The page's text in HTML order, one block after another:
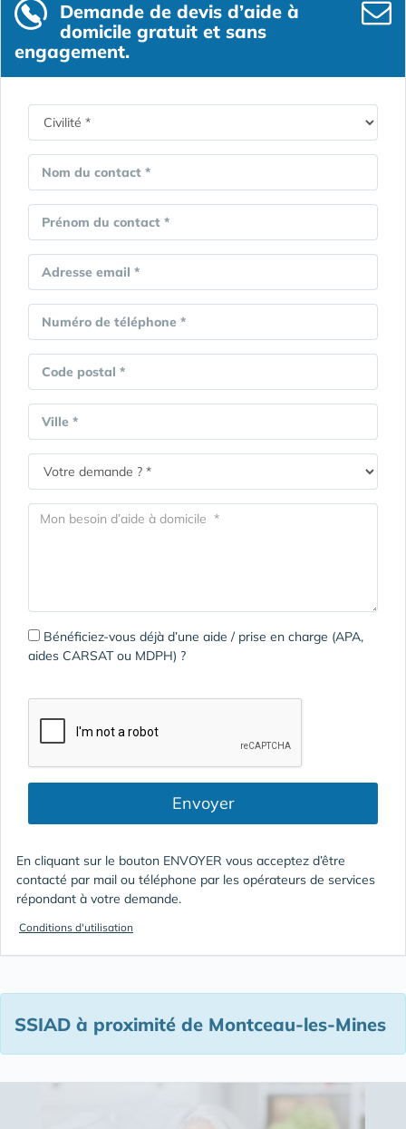
Demande de devis d’aide à
domicile gratuit et sans
engagement.
Nom du contact *
Prénom du contact *
Adresse email *
Numéro de téléphone *
Code postal *
Ville *
Bénéficiez-vous déjà d’une aide / prise en charge (APA,
aides CARSAT ou MDPH) ?
Envoyer
En cliquant sur le bouton ENVOYER vous acceptez d’être
contacté par mail ou téléphone par les opérateurs de services
répondant à votre demande.
Conditions d'utilisation
SSIAD à proximité de Montceau-les-Mines